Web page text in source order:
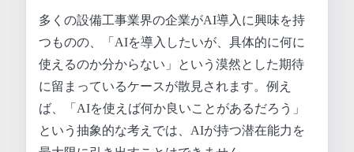
多くの設備工事業界の企業がAI導入に興味を持
つものの、「AIを導入したいが、具体的に何に
使えるのか分からない」という漠然とした期待
に留まっているケースが散見されます。例え
ば、「AIを使えば何か良いことがあるだろう」
という抽象的な考えでは、AIが持つ潜在能力を